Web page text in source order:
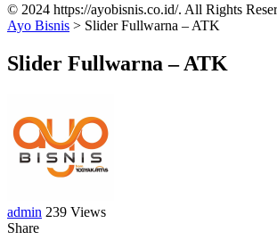
© 2024 https://ayobisnis.co.id/. All Rights
Ayo Bisnis > Slider Fullwarna – ATK
Slider Fullwarna – ATK
admin 239 Views
Share